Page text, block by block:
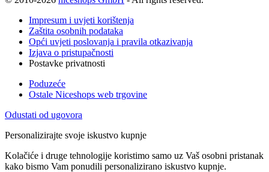
Impresum i uvjeti korištenja
Zaštita osobnih podataka
Opći uvjeti poslovanja i pravila otkazivanja
Izjava o pristupačnosti
Postavke privatnosti
Poduzeće
Ostale Niceshops web trgovine
Odustati od ugovora
Personalizirajte svoje iskustvo kupnje
Kolačiće i druge tehnologije koristimo samo uz Vaš osobni pristanak
kako bismo Vam ponudili personalizirano iskustvo kupnje.